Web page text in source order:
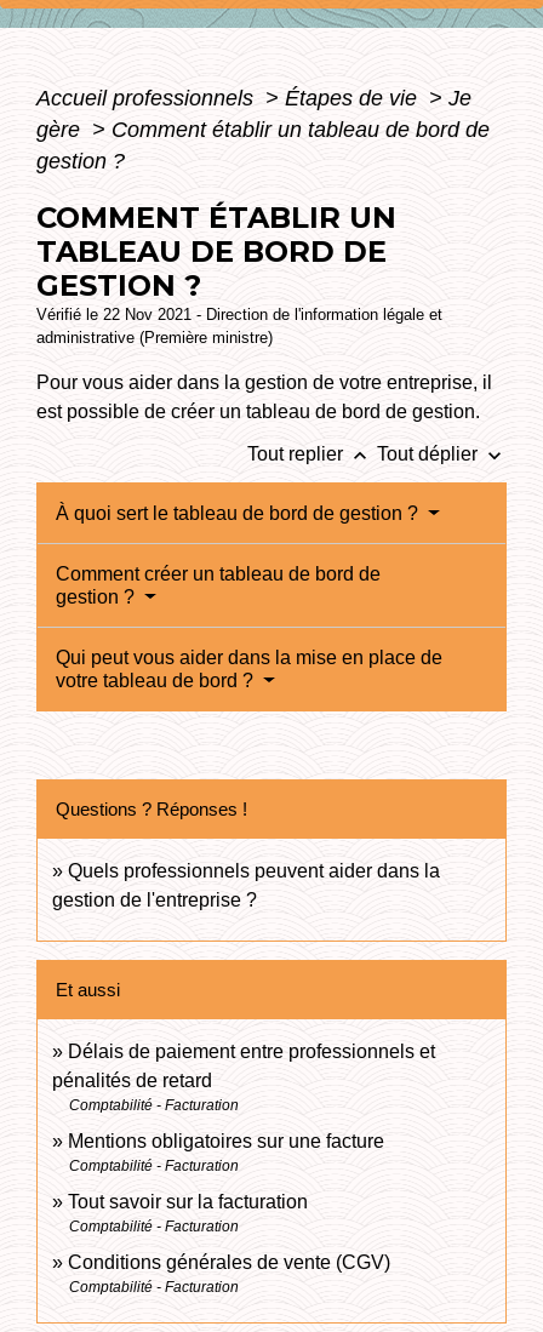
Accueil professionnels > Étapes de vie > Je
gère > Comment établir un tableau de bord de
gestion ?
COMMENT ÉTABLIR UN
TABLEAU DE BORD DE
GESTION ?
Vérifié le 22 Nov 2021 - Direction de l'information légale et
administrative (Première ministre)
Pour vous aider dans la gestion de votre entreprise, il
est possible de créer un tableau de bord de gestion.
Tout replier keyboard_arrow_up Tout déplier keyboard_arrow_down
À quoi sert le tableau de bord de gestion ?
Comment créer un tableau de bord de
gestion ?
Qui peut vous aider dans la mise en place de
votre tableau de bord ?
Questions ? Réponses !
Quels professionnels peuvent aider dans la
gestion de l'entreprise ?
Et aussi
Délais de paiement entre professionnels et
pénalités de retard
Comptabilité - Facturation
Mentions obligatoires sur une facture
Comptabilité - Facturation
Tout savoir sur la facturation
Comptabilité - Facturation
Conditions générales de vente (CGV)
Comptabilité - Facturation